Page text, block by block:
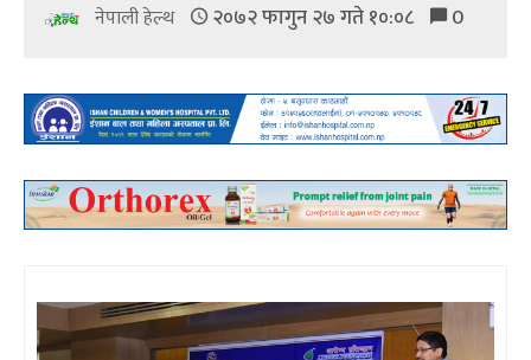
नेपाली हेल्थ २०७२ फागुन २७ गते १०:०८ 0